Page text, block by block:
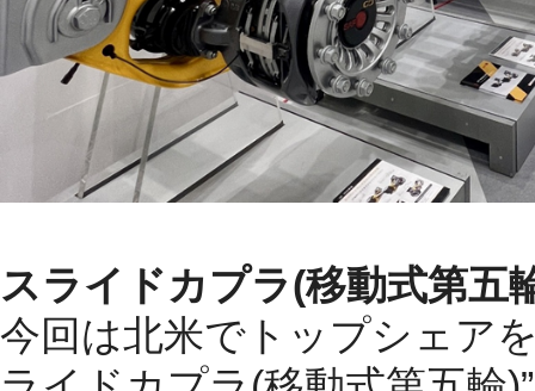
スライドカプラ(移動式第五
今回は北米でトップシェア